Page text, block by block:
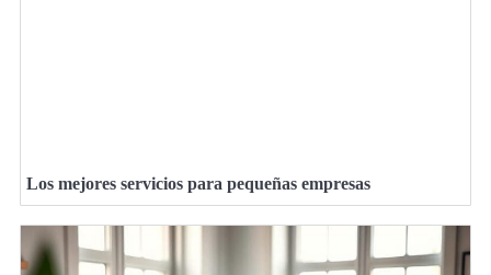
Los mejores servicios para pequeñas empresas